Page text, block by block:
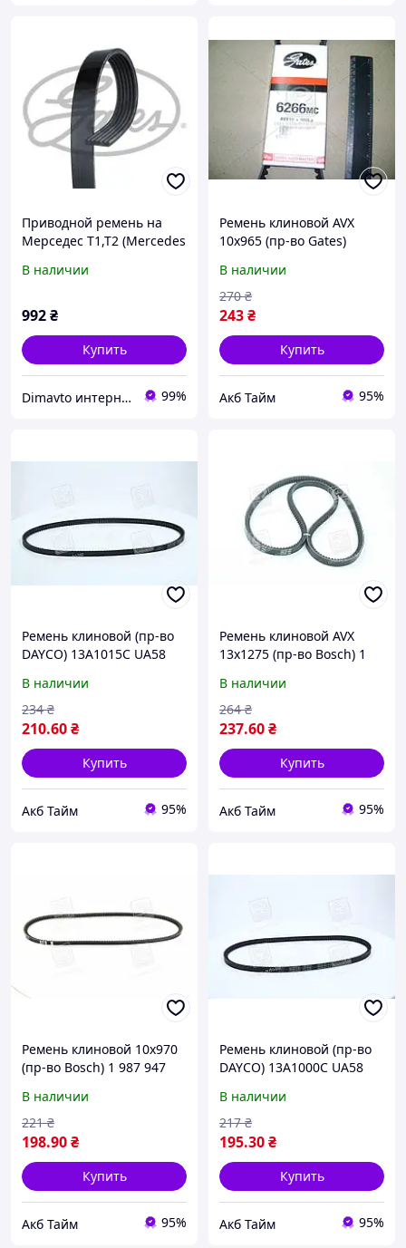
Приводной ремень на
Мерседес Т1,Т2 (Mercedes
W124,W210,W211,W212, G-
В наличии
992₴
Купить
Dimavto интернет-магазин 99%
Ремень клиновой AVX
10х965 (пр-во Gates)
В наличии
243₴
270 ₴
Купить
Акб Тайм 95%
Ремень клиновой (пр-во
DAYCO) 13A1015C UA58
В наличии
210.60₴
234 ₴
Купить
Акб Тайм 95%
Ремень клиновой AVX
13х1275 (пр-во Bosch) 1
В наличии
237.60₴
264 ₴
Купить
Акб Тайм 95%
Ремень клиновой 10х970
(пр-во Bosch) 1 987 947
В наличии
198.90₴
221 ₴
Купить
Акб Тайм 95%
Ремень клиновой (пр-во
DAYCO) 13A1000C UA58
В наличии
195.30₴
217 ₴
Купить
Акб Тайм 95%